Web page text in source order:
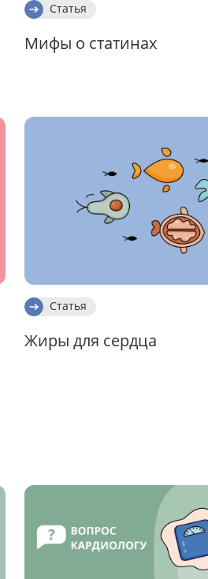
Статья
Мифы о статинах
Статья
Жиры для сердца